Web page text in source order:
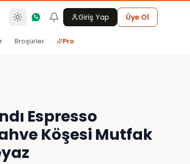
Giriş Yap Üye Ol
Broşürler Pro
Espresso
Köşesi Mutfak